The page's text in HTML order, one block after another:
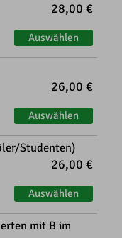
28,00 €
Auswählen
26,00 €
Auswählen
Studenten)
26,00 €
Auswählen
mit B im